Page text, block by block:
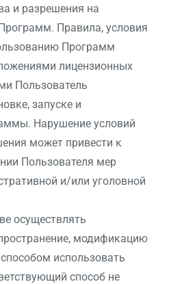
и разрешения на
Правила, условия
Программ
лицензионных
Пользователь
запуске и
Нарушение условий
может привести к
Пользователя мер
и/или уголовной
осуществлять
модификацию
использовать
способ не